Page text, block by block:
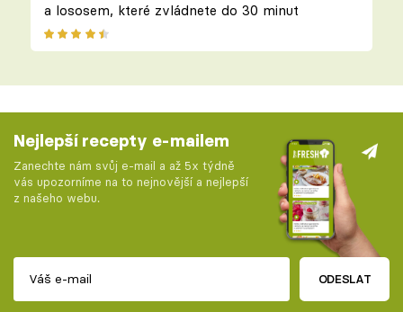
a lososem, které zvládnete do 30 minut
Nejlepší recepty e-mailem
Zanechte nám svůj e-mail a až 5x týdně
vás upozorníme na to nejnovější a nejlepší
z našeho webu.
ODESLAT